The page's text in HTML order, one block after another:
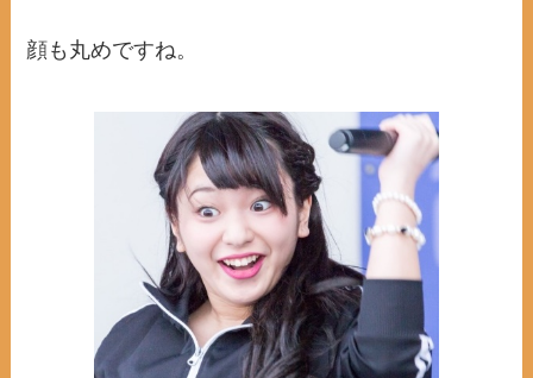
顔も丸めですね。